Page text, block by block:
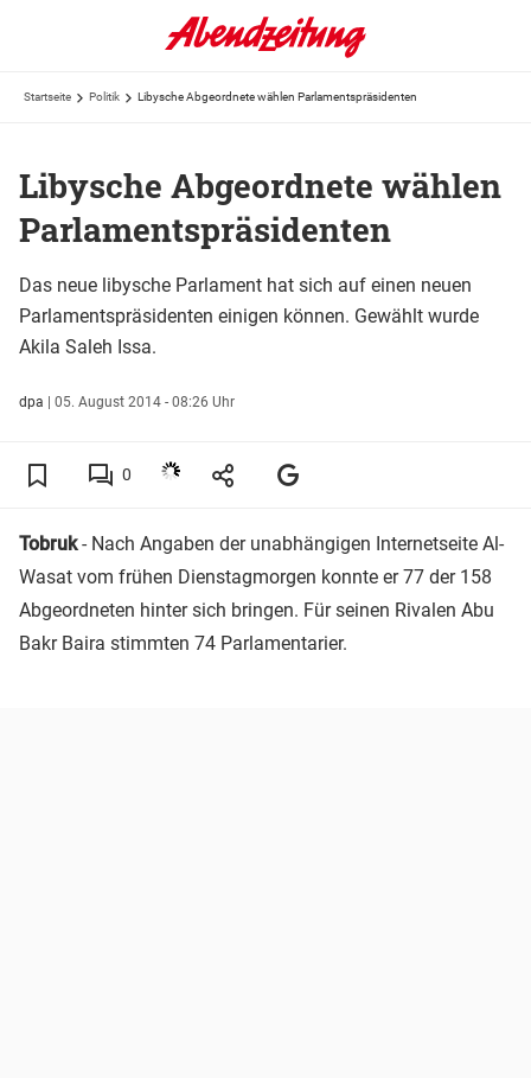
Startseite Politik Libysche Abgeordnete wählen Parlamentspräsidenten
Libysche Abgeordnete wählen
Parlamentspräsidenten
Das neue libysche Parlament hat sich auf einen neuen
Parlamentspräsidenten einigen können. Gewählt wurde
Akila Saleh Issa.
dpa | 05. August 2014 - 08:26 Uhr
0
Tobruk- Nach Angaben der unabhängigen Internetseite Al-
Wasat vom frühen Dienstagmorgen konnte er 77 der 158
Abgeordneten hinter sich bringen. Für seinen Rivalen Abu
Bakr Baira stimmten 74 Parlamentarier.